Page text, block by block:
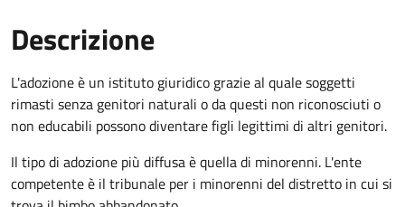
Descrizione
L'adozione è un istituto giuridico grazie al quale soggetti
rimasti senza genitori naturali o da questi non riconosciuti o
non educabili possono diventare figli legittimi di altri genitori.
Il tipo di adozione più diffusa è quella di minorenni. L'ente
competente è il tribunale per i minorenni del distretto in cui si